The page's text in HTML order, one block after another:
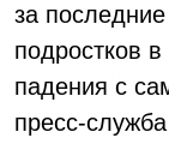
за
подростков
падения с
пресс-